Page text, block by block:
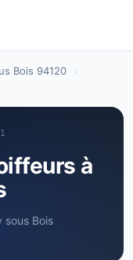
Bois 94120
›
à
sous Bois